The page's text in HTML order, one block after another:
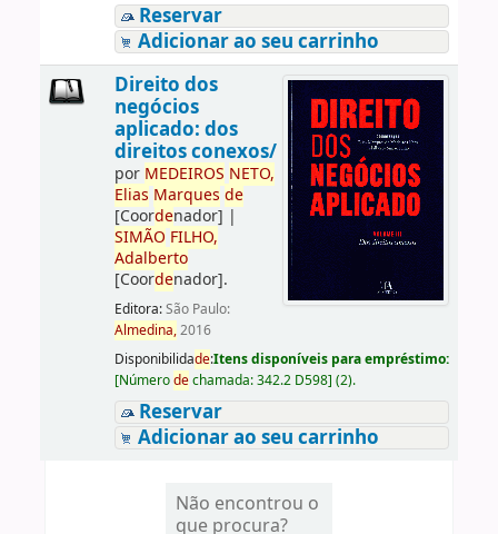
Reservar
Adicionar ao seu carrinho
Direito dos
negócios
aplicado: dos
direitos conexos/
por MEDEIROS NETO,
Elias Marques de
[Coordenador] |
SIMÃO FILHO,
Adalberto
[Coordenador].
Editora:São Paulo:
Almedina,2016
Disponibilidade:Itens disponíveis para empréstimo:
[Númerodechamada:342.2 D598] (2).
Reservar
Adicionar ao seu carrinho
Não encontrou o
que procura?